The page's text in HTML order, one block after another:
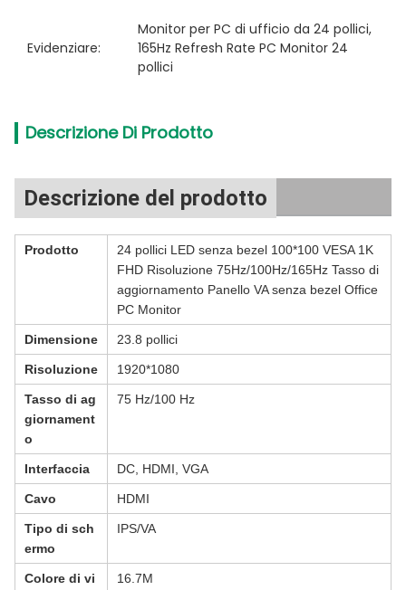
Evidenziare:
Monitor per PC di ufficio da 24 pollici,
165Hz Refresh Rate PC Monitor 24
pollici
Descrizione Di Prodotto
Descrizione del prodotto
Prodotto
24 pollici LED senza bezel 100*100 VESA 1K
FHD Risoluzione 75Hz/100Hz/165Hz Tasso di
aggiornamento Panello VA senza bezel Office
PC Monitor
Dimensione 23.8 pollici
Risoluzione 1920*1080
Tasso di ag
giornament
o
75 Hz/100 Hz
Interfaccia DC, HDMI, VGA
Cavo HDMI
Tipo di sch
ermo
IPS/VA
Colore di vi
16.7M